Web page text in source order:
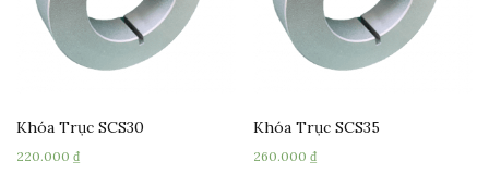
Khóa Trục SCS30
220.000 ₫
Khóa Trục SCS35
260.000₫